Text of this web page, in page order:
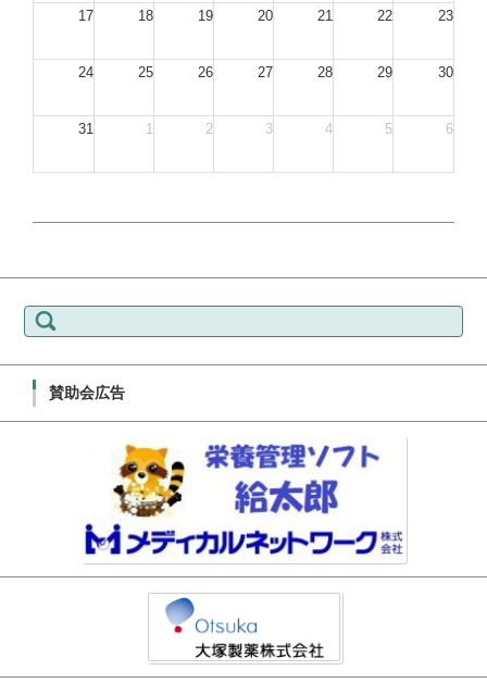
17 18 19 20 21 22 23
24 25 26 27 28 29 30
31 1 2 3 4 5 6
賛助会広告